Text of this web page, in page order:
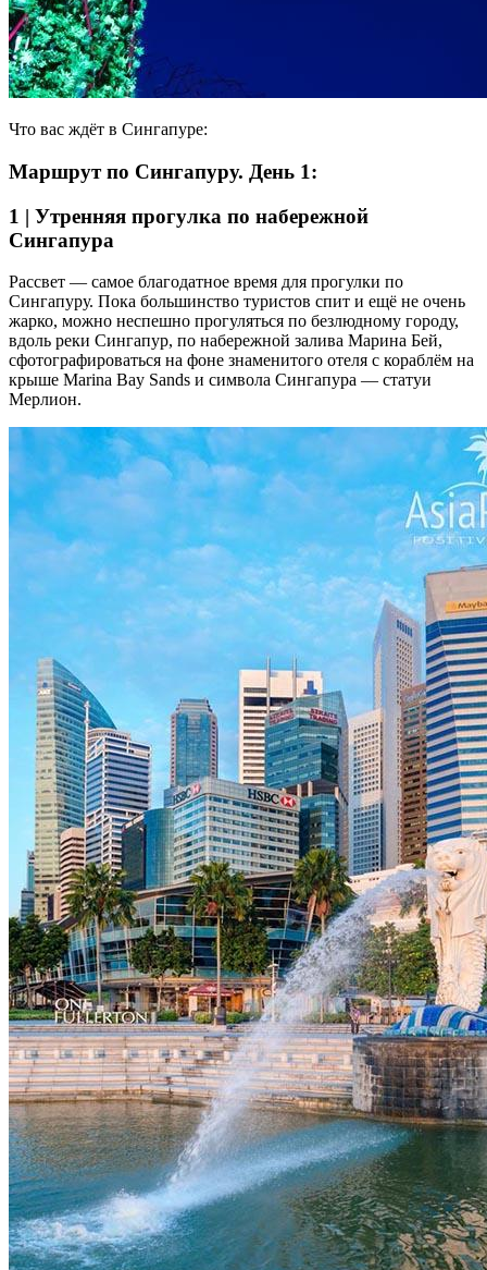
Что вас ждёт в Сингапуре:
Маршрут по Сингапуру. День 1:
1 | Утренняя прогулка по набережной
Сингапура
Рассвет — самое благодатное время для прогулки по
Сингапуру. Пока большинство туристов спит и ещё не очень
жарко, можно неспешно прогуляться по безлюдному городу,
вдоль реки Сингапур, по набережной залива Марина Бей,
сфотографироваться на фоне знаменитого отеля с кораблём на
крыше Marina Bay Sands и символа Сингапура — статуи
Мерлион.